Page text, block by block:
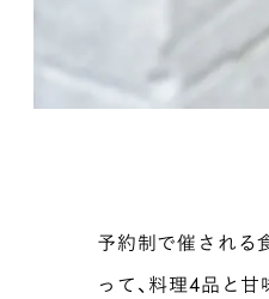
予約制で催される
って、料理4品と